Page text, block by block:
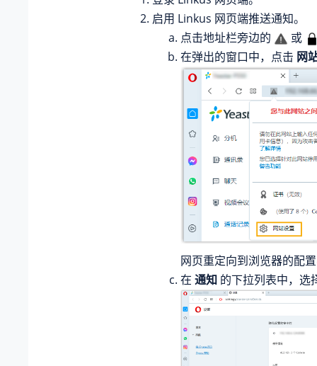
启用 Linkus 网页端推送通知。
点击地址栏旁边的
或
在弹出的窗口中，点击 网
网页重定向到浏览器的配
在 通知 的下拉列表中，选